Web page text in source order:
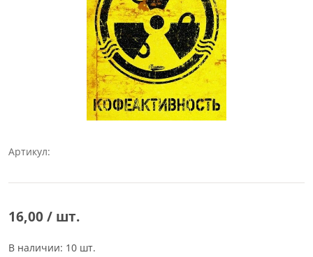
Артикул:
16,00 / шт.
В наличии: 10 шт.